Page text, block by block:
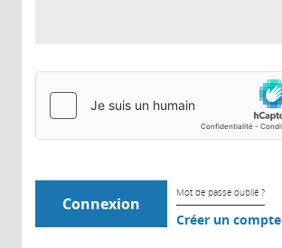
Mot de passe oublié ?
Créer un compte